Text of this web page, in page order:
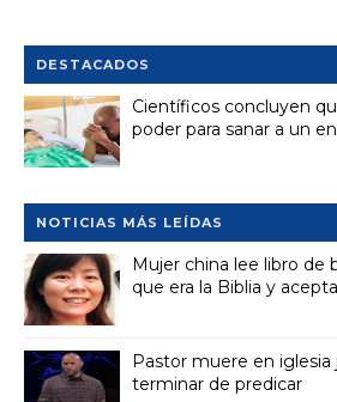
DESTACADOS
Científicos concluyen
poder para sanar a un
NOTICIAS MÁS LEÍDAS
Mujer china lee libro de
que era la Biblia y
Pastor muere en
terminar de predicar